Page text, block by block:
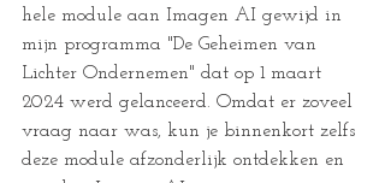
hele module aan Imagen AI gewijd in
mijn programma "De Geheimen van
Lichter Ondernemen" dat op 1 maart
2024 werd gelanceerd. Omdat er zoveel
vraag naar was, kun je binnenkort zelfs
deze module afzonderlijk ontdekken en